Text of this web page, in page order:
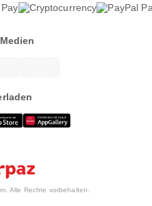
Alle Rechte vorbehalten.